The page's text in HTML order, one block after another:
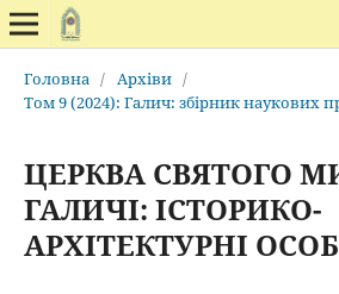
Головна / Архіви /
Том 9 (2024): Галич: збірник наукових
ЦЕРКВА СВЯТОГО
ГАЛИЧІ: ІСТОРИКО-
АРХІТЕКТУРНІ